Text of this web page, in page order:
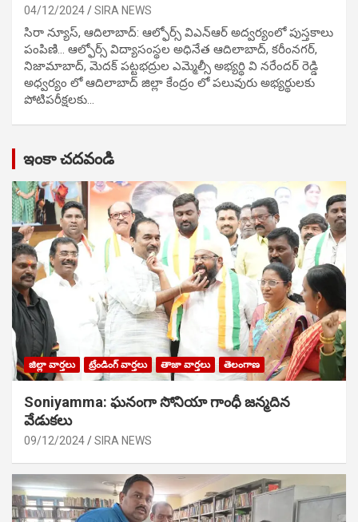
04/12/2024 SIRA NEWS
సిరా న్యూస్, ఆదిలాబాద్: ఆల్ఫోర్స్ విఎన్ఆర్ అద్వర్యంలో పుస్తకాలు
పంపిణి… ఆల్ఫోర్స్ విద్యాసంస్థల అధినేత ఆదిలాబాద్, కరీంనగర్,
నిజామాబాద్, మెదక్ పట్టభద్రుల ఎమ్మెల్సీ అభ్యర్థి వి నరేందర్ రెడ్డి
అధ్వర్యం లో ఆదిలాబాద్ జిల్లా కేంద్రం లో పలువురు అభ్యర్థులకు
పోటిప‌రీక్ష‌ల‌కు…
ఇంకా చదవండి
జిల్లా వార్తలు ట్రేండింగ్ వార్తలు తాజా వార్తలు తెలంగాణ
Soniyamma: ఘ‌నంగా సోనియా గాంధీ జ‌న్మ‌దిన
వేడుక‌లు
09/12/2024 SIRA NEWS